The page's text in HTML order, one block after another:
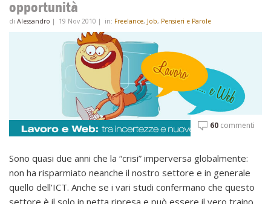
opportunità
di Alessandro | 19 Nov 2010 | in: Freelance, Job, Pensieri e Parole
60 commenti
Sono quasi due anni che la “crisi” imperversa globalmente:
non ha risparmiato neanche il nostro settore e in generale
quello dell’ICT. Anche se i vari studi confermano che questo